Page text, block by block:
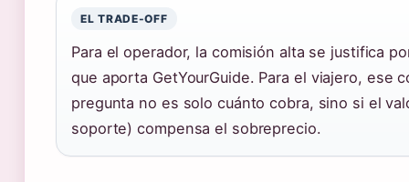
EL TRADE-OFF
Para el operador, la comisión alta se justifica
que aporta GetYourGuide. Para el viajero, ese
pregunta no es solo cuánto cobra, sino si el
soporte) compensa el sobreprecio.